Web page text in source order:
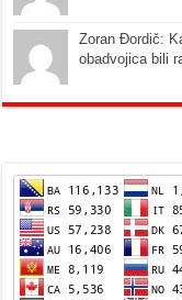
Zoran Đordič:
obadvojica bili